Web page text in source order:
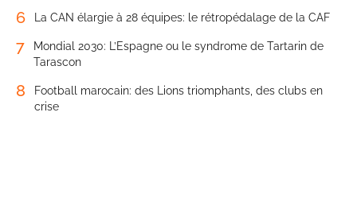
6 La CAN élargie à 28 équipes: le rétropédalage de la CAF
7
Mondial 2030: L’Espagne ou le syndrome de Tartarin de
Tarascon
8
Football marocain: des Lions triomphants, des clubs en
crise